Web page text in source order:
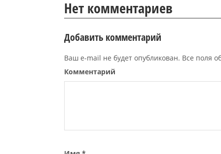
Нет комментариев
Добавить комментарий
Ваш e-mail не будет опубликован. Все поля
Комментарий